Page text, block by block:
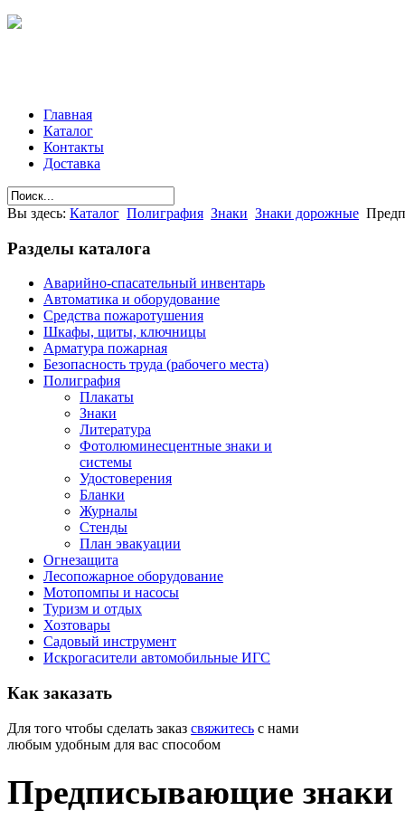
Главная
Каталог
Контакты
Доставка
Вы здесь: Каталог Полиграфия Знаки Знаки дорожные
Разделы каталога
Аварийно-спасательный инвентарь
Автоматика и оборудование
Средства пожаротушения
Шкафы, щиты, ключницы
Арматура пожарная
Безопасность труда (рабочего места)
Полиграфия
Плакаты
Знаки
Литература
Фотолюминесцентные знаки и
системы
Удостоверения
Бланки
Журналы
Стенды
План эвакуации
Огнезащита
Лесопожарное оборудование
Мотопомпы и насосы
Туризм и отдых
Хозтовары
Садовый инструмент
Искрогасители автомобильные ИГС
Как заказать
Для того чтобы сделать заказ свяжитесь с нами
любым удобным для вас способом
Предписывающие знаки